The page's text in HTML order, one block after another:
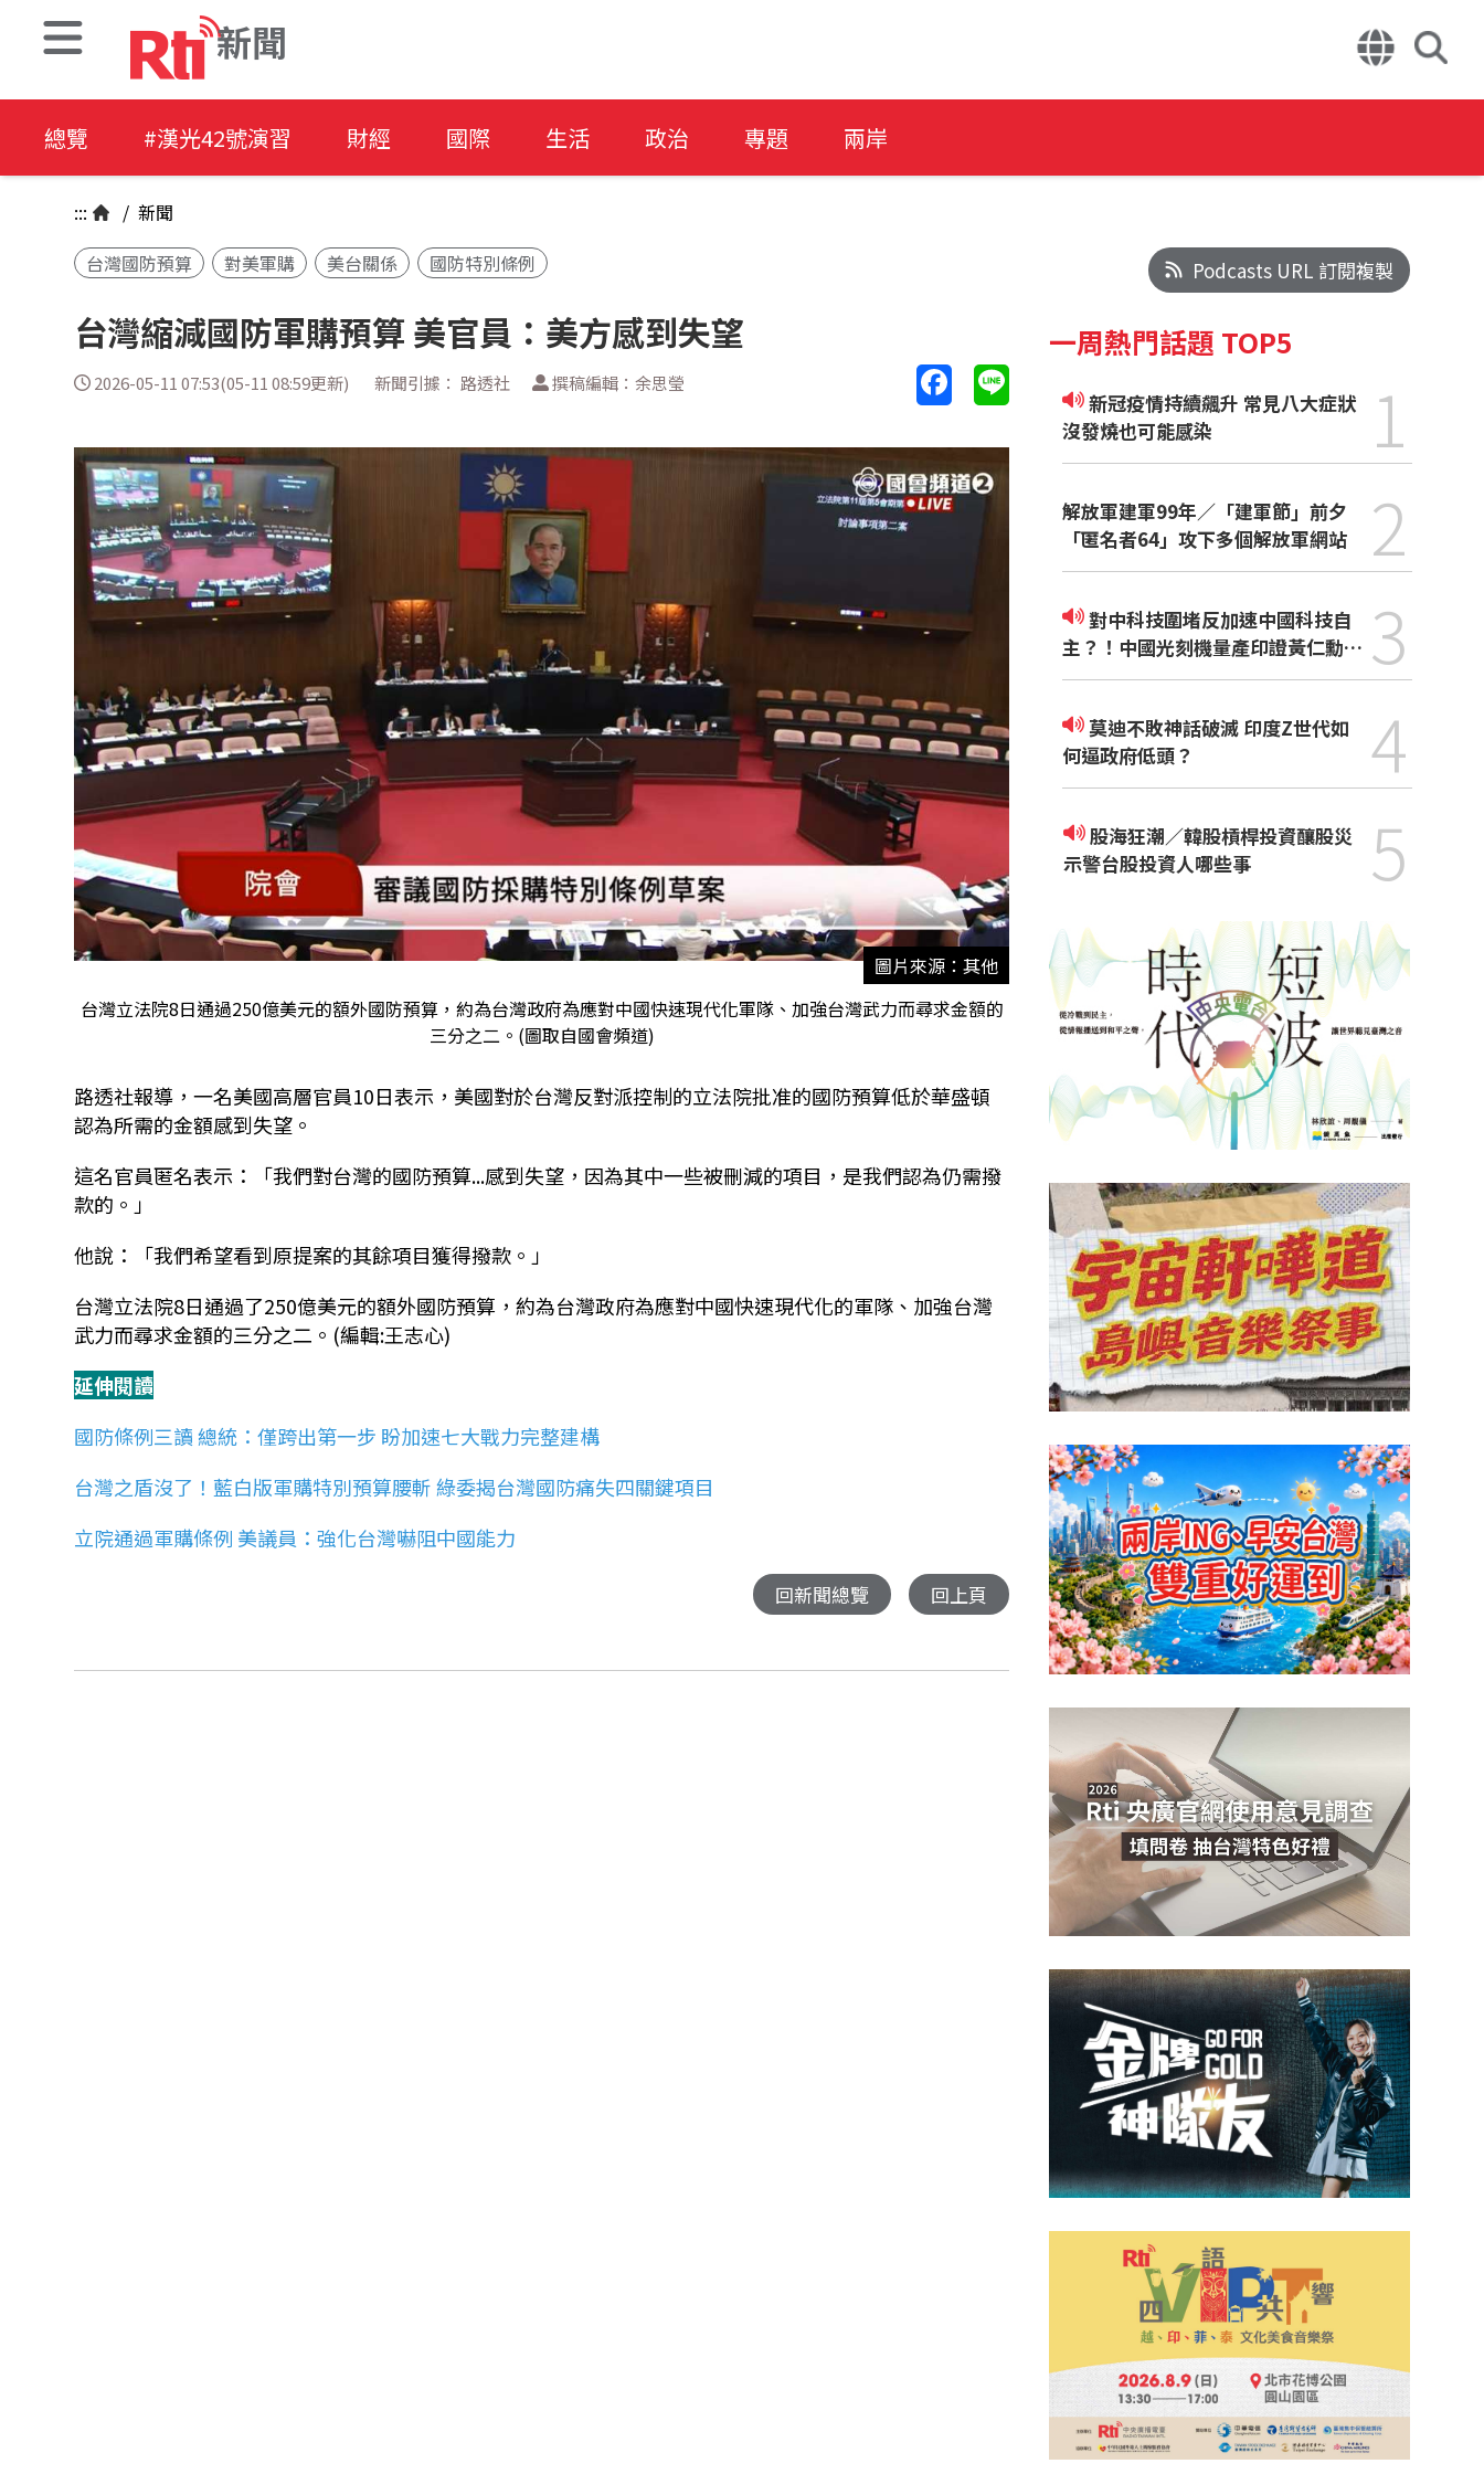
新聞
總覽 #漢光42號演習 財經 國際 生活 政治 專題 兩岸
::: / 新聞
台灣國防預算
對美軍購 美台關係 國防特別條例
台灣縮減國防軍購預算 美官員：美方感到失望
2026-05-11 07:53(05-11 08:59更新) 新聞引據： 路透社 撰稿編輯：余思瑩
圖片來源：其他
台灣立法院8日通過250億美元的額外國防預算，約為台灣政府為應對中國快速現代化軍隊、加強台灣武力而尋求金額的
三分之二。(圖取自國會頻道)
路透社報導，一名美國高層官員10日表示，美國對於台灣反對派控制的立法院批准的國防預算低於華盛頓
認為所需的金額感到失望。
這名官員匿名表示：「我們對台灣的國防預算...感到失望，因為其中一些被刪減的項目，是我們認為仍需撥
款的。」
他說：「我們希望看到原提案的其餘項目獲得撥款。」
台灣立法院8日通過了250億美元的額外國防預算，約為台灣政府為應對中國快速現代化的軍隊、加強台灣
武力而尋求金額的三分之二。(編輯:王志心)
延伸閱讀
國防條例三讀 總統：僅跨出第一步 盼加速七大戰力完整建構
台灣之盾沒了！藍白版軍購特別預算腰斬 綠委揭台灣國防痛失四關鍵項目
立院通過軍購條例 美議員：強化台灣嚇阻中國能力
回新聞總覽 回上頁
Podcasts URL 訂閱複製
一周熱門話題 TOP5
新冠疫情持續飆升 常見八大症狀
沒發燒也可能感染
1
解放軍建軍99年／「建軍節」前夕
「匿名者64」攻下多個解放軍網站
2
對中科技圍堵反加速中國科技自
主？！中國光刻機量產印證黃仁勳觀
點
3
莫迪不敗神話破滅 印度Z世代如
何逼政府低頭？
4
股海狂潮／韓股槓桿投資釀股災
示警台股投資人哪些事
5